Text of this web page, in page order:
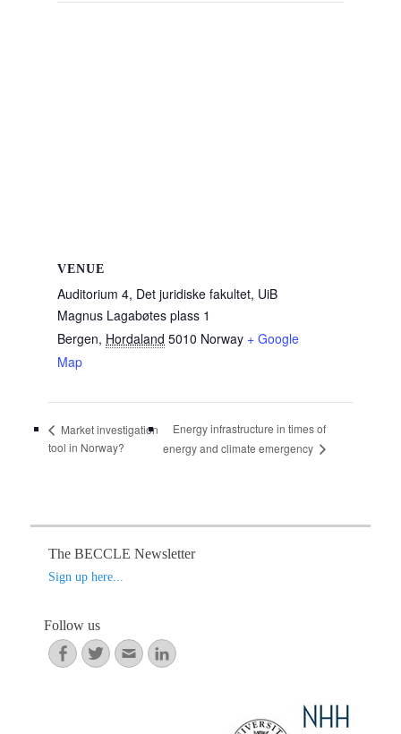
VENUE
Auditorium 4, Det juridiske fakultet, UiB
Magnus Lagabøtes plass 1
Bergen, Hordaland 5010 Norway + Google
Map
Market investigation
tool in Norway?
Energy infrastructure in times of
energy and climate emergency
The BECCLE Newsletter
Sign up here...
Follow us
Facebook
TwitterEmailLinkedIn